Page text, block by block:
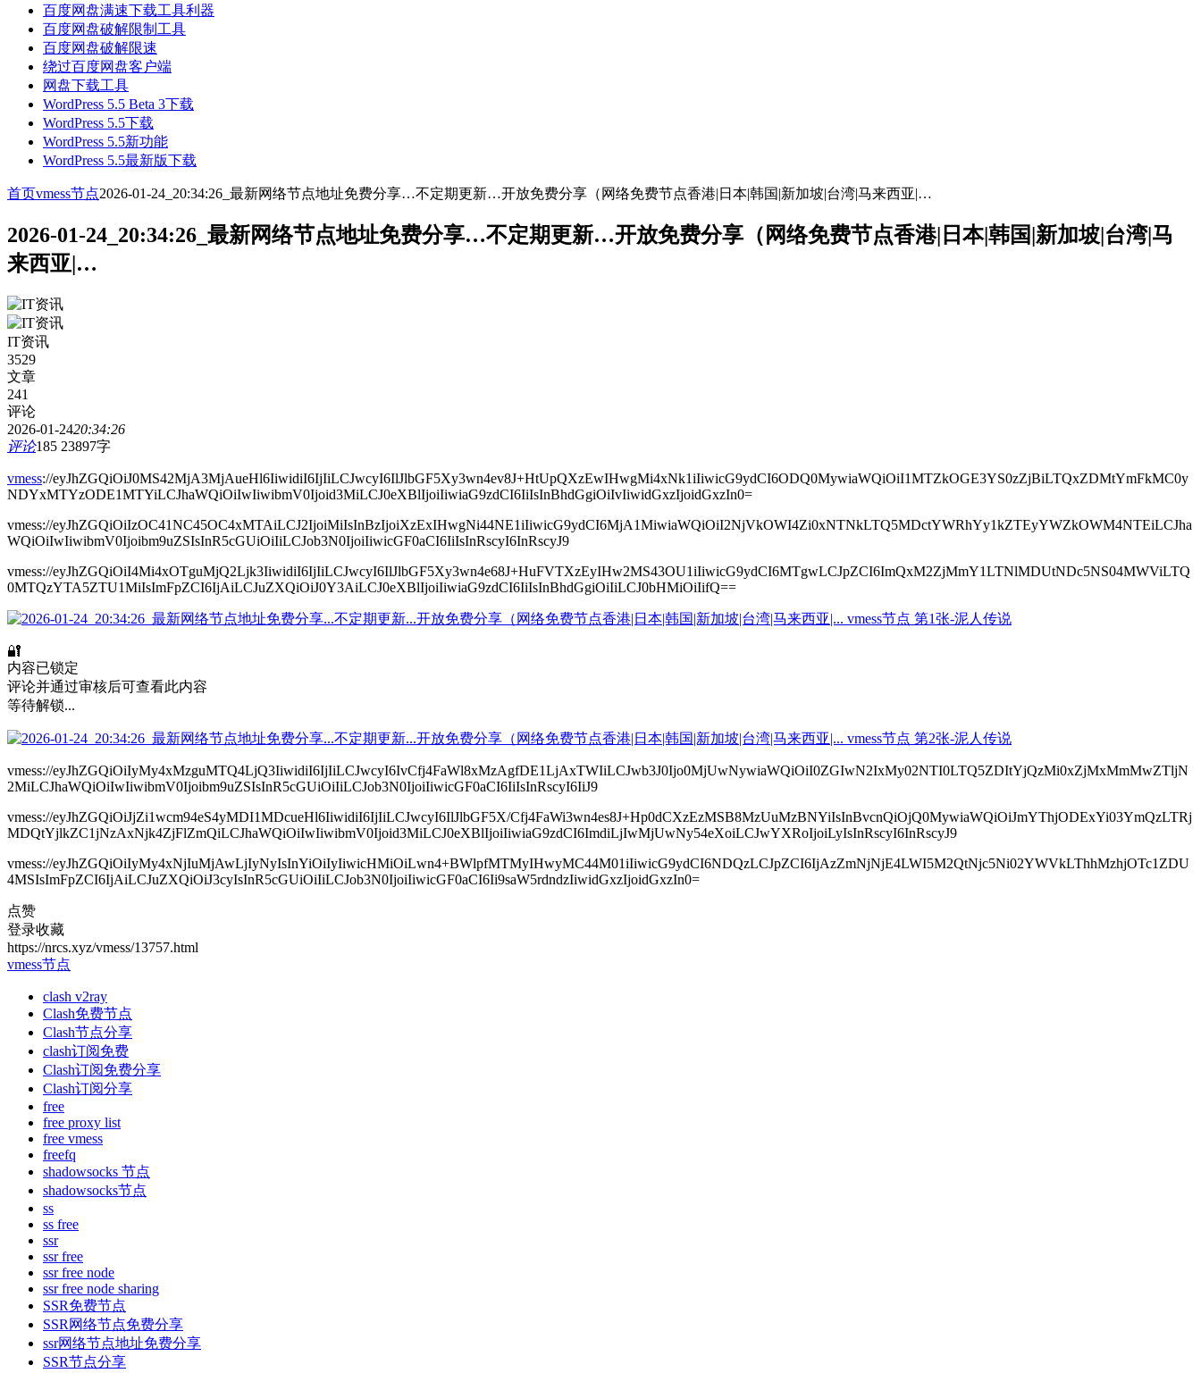
百度网盘满速下载工具利器
百度网盘破解限制工具
百度网盘破解限速
绕过百度网盘客户端
网盘下载工具
WordPress 5.5 Beta 3下载
WordPress 5.5下载
WordPress 5.5新功能
WordPress 5.5最新版下载
首页vmess节点2026-01-24_20:34:26_最新网络节点地址免费分享…不定期更新…开放免费分享（网络免费节点香港|日本|韩国|新加坡|台湾|马来西亚|…
2026-01-24_20:34:26_最新网络节点地址免费分享…不定期更新…开放免费分享（网络免费节点香港|日本|韩国|新加坡|台湾|马
来西亚|…
IT资讯
3529
文章
241
评论
2026-01-2420:34:26
评论185 23897字
vmess://eyJhZGQiOiJ0MS42MjA3MjAueHl6IiwidiI6IjIiLCJwcyI6IlJlbGF5Xy3wn4ev8J+HtUpQXzEwIHwgMi4xNk1iIiwicG9ydCI6ODQ0MywiaWQiOiI1MTZkOGE3YS0zZjBiLTQxZDMtYmFkMC0y
NDYxMTYzODE1MTYiLCJhaWQiOiIwIiwibmV0Ijoid3MiLCJ0eXBlIjoiIiwiaG9zdCI6IiIsInBhdGgiOiIvIiwidGxzIjoidGxzIn0=
vmess://eyJhZGQiOiIzOC41NC45OC4xMTAiLCJ2IjoiMiIsInBzIjoiXzExIHwgNi44NE1iIiwicG9ydCI6MjA1MiwiaWQiOiI2NjVkOWI4Zi0xNTNkLTQ5MDctYWRhYy1kZTEyYWZkOWM4NTEiLCJha
WQiOiIwIiwibmV0Ijoibm9uZSIsInR5cGUiOiIiLCJob3N0IjoiIiwicGF0aCI6IiIsInRscyI6InRscyJ9
vmess://eyJhZGQiOiI4Mi4xOTguMjQ2Ljk3IiwidiI6IjIiLCJwcyI6IlJlbGF5Xy3wn4e68J+HuFVTXzEyIHw2MS43OU1iIiwicG9ydCI6MTgwLCJpZCI6ImQxM2ZjMmY1LTNlMDUtNDc5NS04MWViLTQ
0MTQzYTA5ZTU1MiIsImFpZCI6IjAiLCJuZXQiOiJ0Y3AiLCJ0eXBlIjoiIiwiaG9zdCI6IiIsInBhdGgiOiIiLCJ0bHMiOiIifQ==
🔐
内容已锁定
评论并通过审核后可查看此内容
等待解锁...
vmess://eyJhZGQiOiIyMy4xMzguMTQ4LjQ3IiwidiI6IjIiLCJwcyI6IvCfj4FaWl8xMzAgfDE1LjAxTWIiLCJwb3J0Ijo0MjUwNywiaWQiOiI0ZGIwN2IxMy02NTI0LTQ5ZDItYjQzMi0xZjMxMmMwZTljN
2MiLCJhaWQiOiIwIiwibmV0Ijoibm9uZSIsInR5cGUiOiIiLCJob3N0IjoiIiwicGF0aCI6IiIsInRscyI6IiJ9
vmess://eyJhZGQiOiJjZi1wcm94eS4yMDI1MDcueHl6IiwidiI6IjIiLCJwcyI6IlJlbGF5X/Cfj4FaWi3wn4es8J+Hp0dCXzEzMSB8MzUuMzBNYiIsInBvcnQiOjQ0MywiaWQiOiJmYThjODExYi03YmQzLTRj
MDQtYjlkZC1jNzAxNjk4ZjFlZmQiLCJhaWQiOiIwIiwibmV0Ijoid3MiLCJ0eXBlIjoiIiwiaG9zdCI6ImdiLjIwMjUwNy54eXoiLCJwYXRoIjoiLyIsInRscyI6InRscyJ9
vmess://eyJhZGQiOiIyMy4xNjIuMjAwLjIyNyIsInYiOiIyIiwicHMiOiLwn4+BWlpfMTMyIHwyMC44M01iIiwicG9ydCI6NDQzLCJpZCI6IjAzZmNjNjE4LWI5M2QtNjc5Ni02YWVkLThhMzhjOTc1ZDU
4MSIsImFpZCI6IjAiLCJuZXQiOiJ3cyIsInR5cGUiOiIiLCJob3N0IjoiIiwicGF0aCI6Ii9saW5rdndzIiwidGxzIjoidGxzIn0=
点赞
登录收藏
https://nrcs.xyz/vmess/13757.html
vmess节点
clash v2ray
Clash免费节点
Clash节点分享
clash订阅免费
Clash订阅免费分享
Clash订阅分享
free
free proxy list
free vmess
freefq
shadowsocks 节点
shadowsocks节点
ss
ss free
ssr
ssr free
ssr free node
ssr free node sharing
SSR免费节点
SSR网络节点免费分享
ssr网络节点地址免费分享
SSR节点分享